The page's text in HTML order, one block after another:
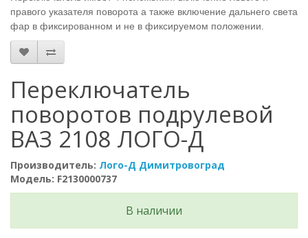
правого указателя поворота а также включение дальнего света
фар в фиксированном и не в фиксируемом положении.
Переключатель
поворотов подрулевой
ВАЗ 2108 ЛОГО-Д
Производитель: Лого-Д Димитровоград
Модель: F2130000737
В наличии